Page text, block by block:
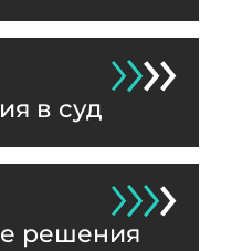
в суд
решения